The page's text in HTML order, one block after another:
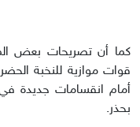
كما أن تصريحات بعض
قوات موازية للنخبة
أمام انقسامات جديدة
بحذر.